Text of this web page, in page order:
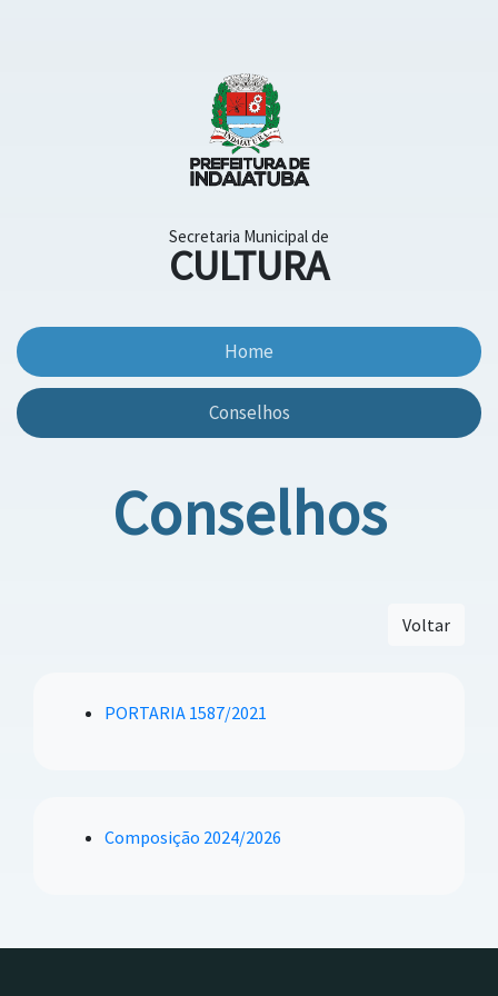
Secretaria Municipal de
CULTURA
Home
Conselhos
Conselhos
Voltar
PORTARIA 1587/2021
Composição 2024/2026